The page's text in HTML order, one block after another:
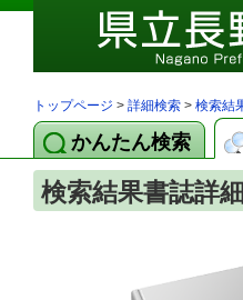
トップページ > 詳細検索 > 検索結
かんたん検索
検索結果書誌詳細